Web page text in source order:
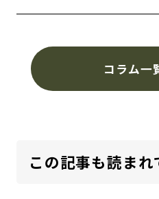
コラム一
この記事も読まれ